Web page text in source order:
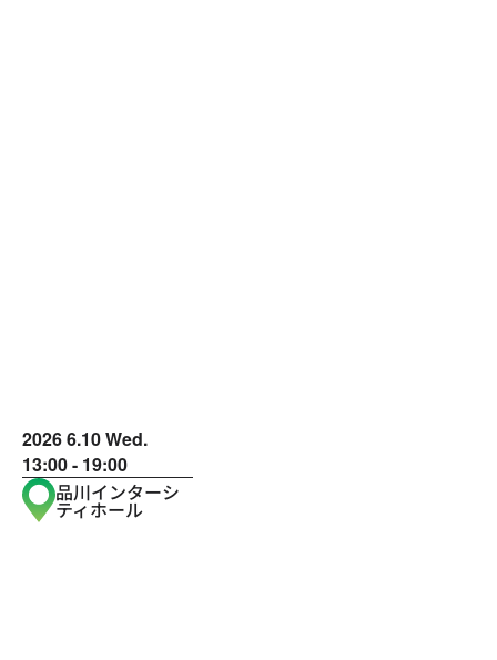
20266.10Wed.
13:00 - 19:00
品川インターシ
ティホール